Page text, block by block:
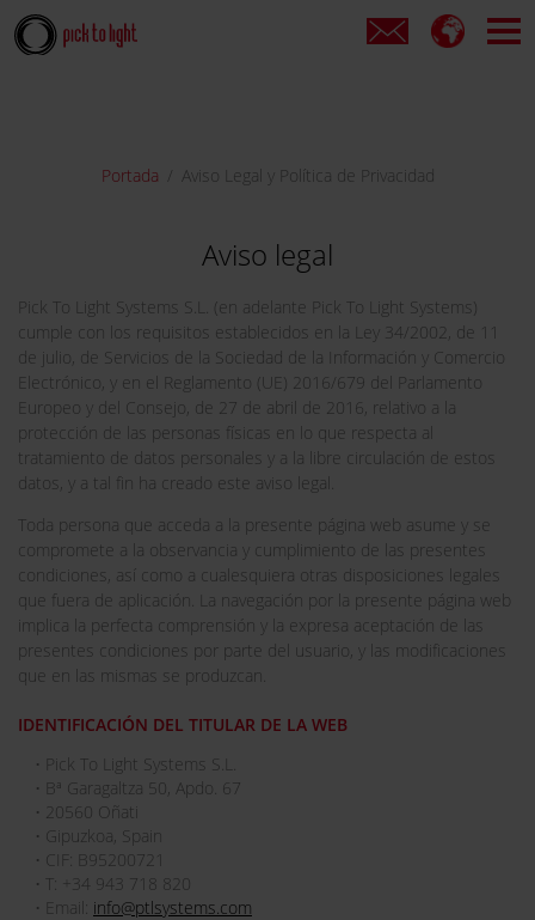
Portada Aviso Legal y Política de Privacidad
Aviso legal
Pick To Light Systems S.L. (en adelante Pick To Light Systems)
cumple con los requisitos establecidos en la Ley 34/2002, de 11
de julio, de Servicios de la Sociedad de la Información y Comercio
Electrónico, y en el Reglamento (UE) 2016/679 del Parlamento
Europeo y del Consejo, de 27 de abril de 2016, relativo a la
protección de las personas físicas en lo que respecta al
tratamiento de datos personales y a la libre circulación de estos
datos, y a tal fin ha creado este aviso legal.
Toda persona que acceda a la presente página web asume y se
compromete a la observancia y cumplimiento de las presentes
condiciones, así como a cualesquiera otras disposiciones legales
que fuera de aplicación. La navegación por la presente página web
implica la perfecta comprensión y la expresa aceptación de las
presentes condiciones por parte del usuario, y las modificaciones
que en las mismas se produzcan.
IDENTIFICACIÓN DEL TITULAR DE LA WEB
• Pick To Light Systems S.L.
• Bª Garagaltza 50, Apdo. 67
• 20560 Oñati
• Gipuzkoa, Spain
• CIF: B95200721
• T: +34 943 718 820
• Email: info@ptlsystems.com